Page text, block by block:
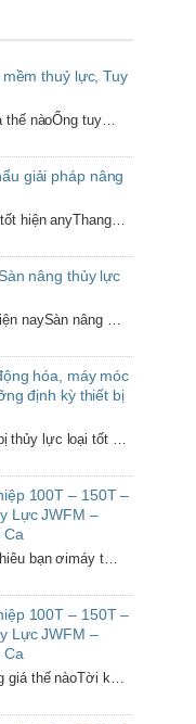
thuỷ lực, Tuy
thế nàoỐng tuy…
giải pháp nâng
hiện anyThang…
nâng thủy lực
naySàn nâng …
hóa, máy móc
định kỳ thiết bị
thủy lực loại tốt …
100T – 150T –
Lực JWFM –
Ca
bạn ơimáy t…
100T – 150T –
Lực JWFM –
Ca
giá thế nàoTời k…